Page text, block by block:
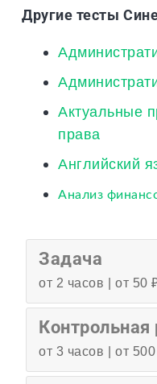
Другие тесты
Актуальные
права
Английский
Анализ
Задача
от 2 часов | от 50
Контрольная
от 3 часов | от